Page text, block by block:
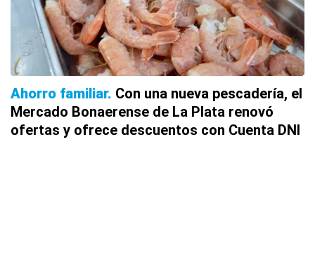
Ahorro familiar Con una nueva pescadería, el
Mercado Bonaerense de La Plata renovó
ofertas y ofrece descuentos con Cuenta DNI